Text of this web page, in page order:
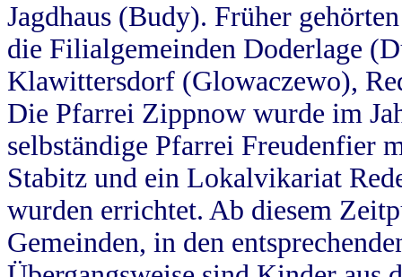
Jagdhaus (Budy). Früher
die Filialgemeinden Doderlage
Klawittersdorf (Glowaczewo),
Die Pfarrei Zippnow wurde im
selbständige Pfarrei Freudenfier
Stabitz und ein Lokalvikariat
wurden errichtet. Ab diesem
Gemeinden, in den